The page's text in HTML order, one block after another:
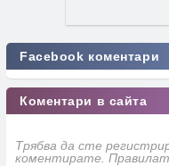
Facebook коментари
Коментари в сайта
Трябва да сте
коментирате.